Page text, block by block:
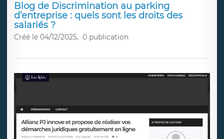
Blog de Discrimination au parking
d’entreprise : quels sont les droits des
salariés ?
Créé le 04/12/2025, 0 publication